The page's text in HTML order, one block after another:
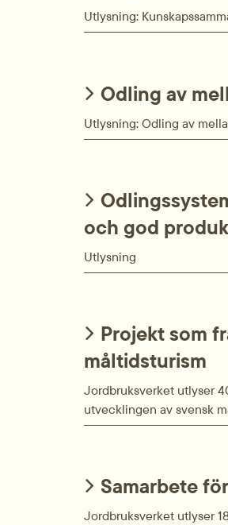
Utlysning:
Odling av
Utlysning: Odling av
och god
Utlysning
Projekt som
måltidsturism
Jordbruksverket utlyser
utvecklingen av svensk
Samarbete
Jordbruksverket utlyser